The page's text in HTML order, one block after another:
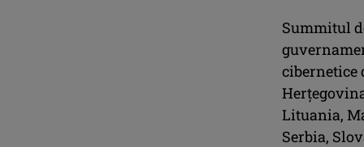
Summitul
cibernetice
Lituania,
Serbia,